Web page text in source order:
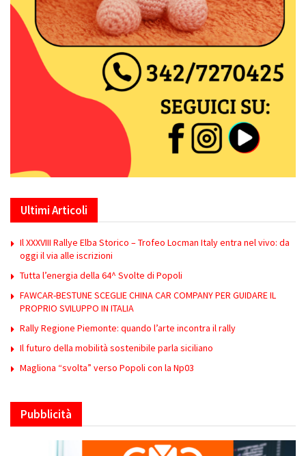
Ultimi Articoli
Il XXXVIII Rallye Elba Storico – Trofeo Locman Italy entra nel vivo: da
oggi il via alle iscrizioni
Tutta l’energia della 64^ Svolte di Popoli
FAWCAR-BESTUNE SCEGLIE CHINA CAR COMPANY PER GUIDARE IL
PROPRIO SVILUPPO IN ITALIA
Rally Regione Piemonte: quando l’arte incontra il rally
Il futuro della mobilità sostenibile parla siciliano
Magliona “svolta” verso Popoli con la Np03
Pubblicità